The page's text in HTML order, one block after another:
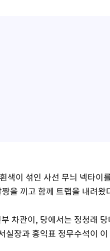
색이 섞인 사선 무늬 넥타이
을 끼고 함께 트랩을 내려왔
차관이, 당에서는 정청래
장과 홍익표 정무수석이